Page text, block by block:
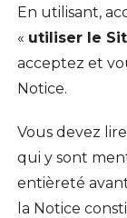
En utilisant,
« utiliser le
acceptez et
Notice.
Vous devez
qui y sont
entièreté
la Notice